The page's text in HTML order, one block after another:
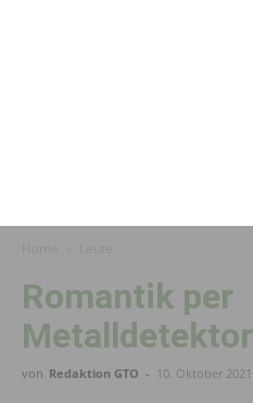
Romantik per
Metalldetektor
von Redaktion GTO - 10. Oktober 2021